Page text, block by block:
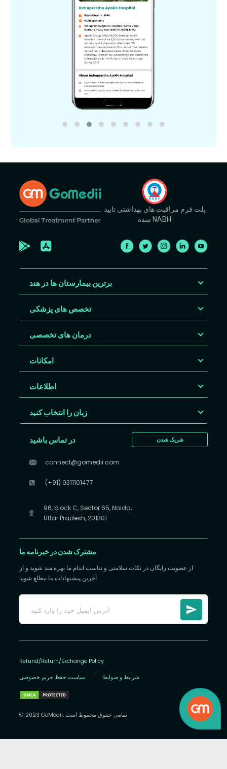
پلت فرم مراقبت های بهداشتی تایید
شده NABH
برترین بیمارستان ها در هند
تخصص های پزشکی
درمان های تخصصی
امکانات
اطلاعات
زبان را انتخاب کنید
شریک شدن در تماس باشید
connect@gomedii.com
(+91) 9311101477
96, block C, Sector 65, Noida,
Uttar Pradesh, 201301
مشترک شدن در خبرنامه ما
از عضویت رایگان در نکات سلامتی و تناسب اندام ما بهره مند شوید و از
آخرین پیشنهادات ما مطلع شوید
Refund/Return/Exchange Policy
سیاست حفظ حریم خصوصی | شرایط و ضوابط
© 2023 GoMedii. تمامی حقوق محفوظ است